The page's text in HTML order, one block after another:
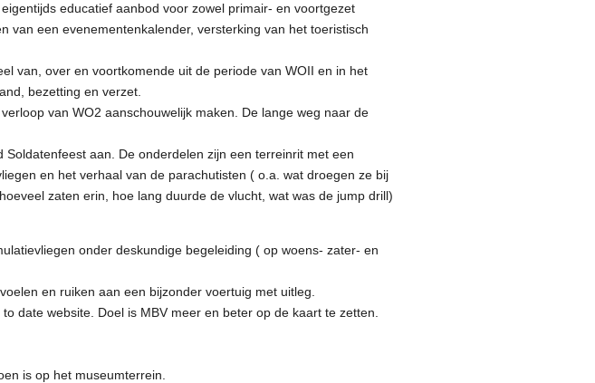
educatief aanbod voor zowel primair- en voortgezet
van een evenementenkalender, versterking van het toeristisch
van, over en voortkomende uit de periode van WOII en in het
bezetting en verzet.
van WO2 aanschouwelijk maken. De lange weg naar de
aan. De onderdelen zijn een terreinrit met een
en het verhaal van de parachutisten ( o.a. wat droegen ze bij
zaten erin, hoe lang duurde de vlucht, wat was de jump drill)
onder deskundige begeleiding ( op woens- zater- en
en ruiken aan een bijzonder voertuig met uitleg.
date website. Doel is MBV meer en beter op de kaart te zetten.
is op het museumterrein.